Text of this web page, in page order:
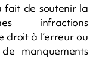
fait de soutenir la
infractions
droit à l’erreur ou
manquements